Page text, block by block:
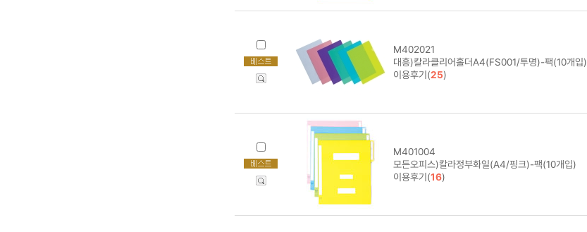
M402021
대흥)칼라클리어홀더A4(FS001/투명)-팩(10개입)
이용후기(25)
M401004
모든오피스)칼라정부화일(A4/핑크)-팩(10개입)
이용후기(16)